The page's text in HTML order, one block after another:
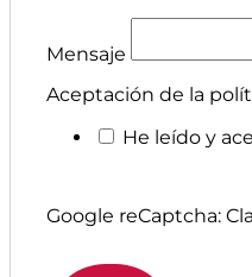
Mensaje
Aceptación de la
He leído y
Google reCaptcha: